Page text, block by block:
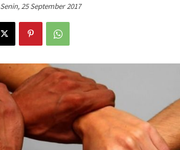
Senin, 25 September 2017